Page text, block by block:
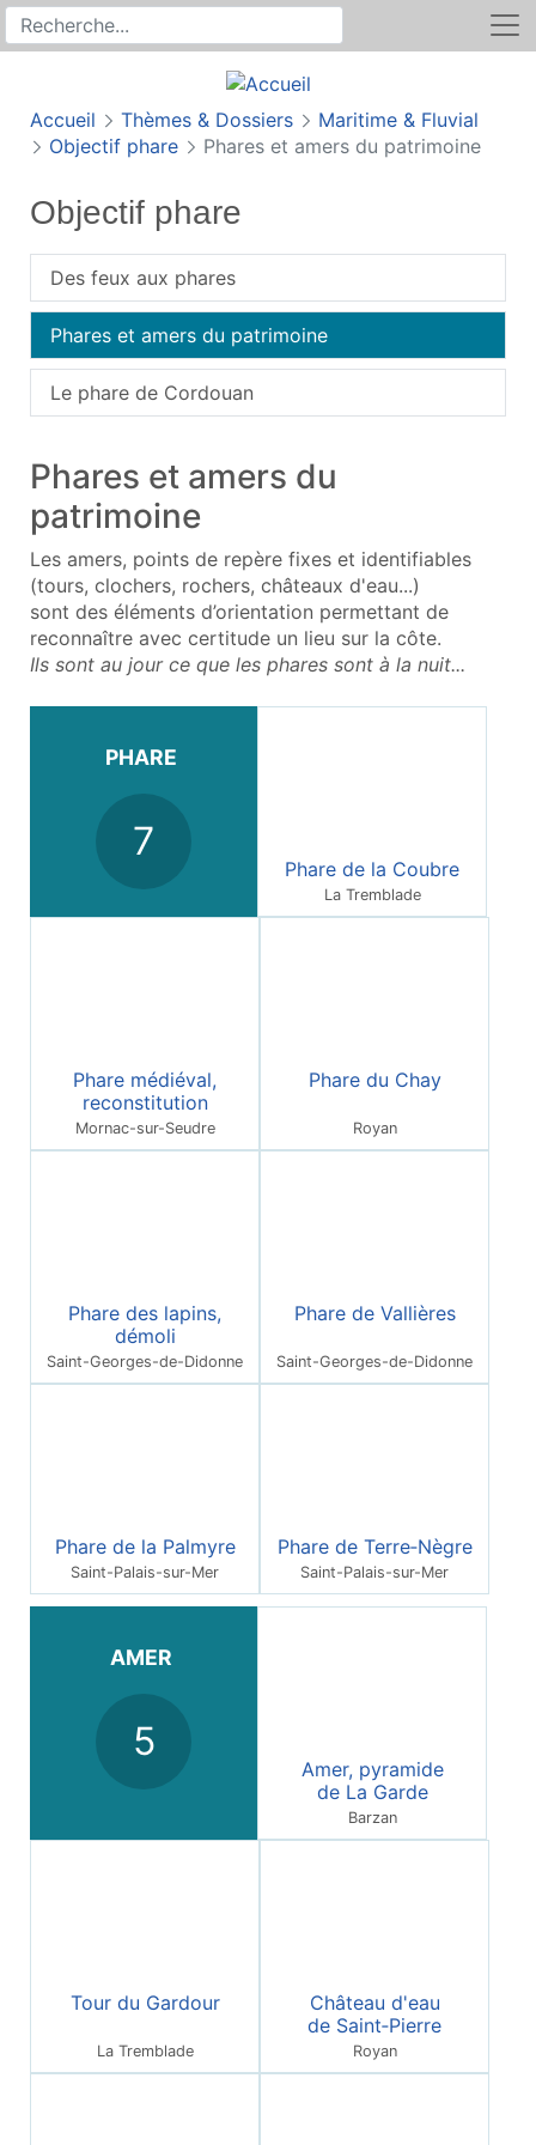
Recherche sur le site
Rechercher
Accueil Thèmes & Dossiers
Maritime & Fluvial
Objectif phare
Phares et amers du patrimoine
Objectif phare
Des feux aux phares
Phares et amers du patrimoine
Le phare de Cordouan
Phares et amers du
patrimoine
Les amers, points de repère fixes et identifiables
(tours, clochers, rochers, châteaux d'eau...)
sont des éléments d’orientation permettant de
reconnaître avec certitude un lieu sur la côte.
Ils sont au jour ce que les phares sont à la nuit...
PHARE
7
Phare de la Coubre
La Tremblade
Phare médiéval,
reconstitution
Mornac-sur-Seudre
Phare du Chay
Royan
Phare des lapins,
démoli
Saint-Georges-de-Didonne
Phare de Vallières
Saint-Georges-de-Didonne
Phare de la Palmyre
Saint-Palais-sur-Mer
Phare de Terre‑Nègre
Saint-Palais-sur-Mer
AMER
5
Amer, pyramide
de La Garde
Barzan
Tour du Gardour
La Tremblade
Château d'eau
de Saint‑Pierre
Royan